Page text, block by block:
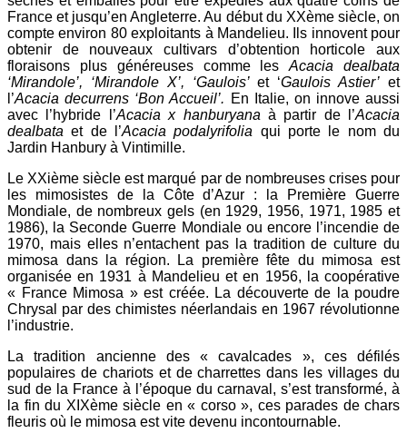
France et jusqu’en Angleterre. Au début du XXème siècle, on
compte environ 80 exploitants à Mandelieu. Ils innovent pour
obtenir de nouveaux cultivars d’obtention horticole aux
floraisons plus généreuses comme lesAcacia dealbata
‘Mirandole’, ‘Mirandole X’, ‘Gaulois’ et ‘Gaulois Astier’ et
l’Acacia decurrens ‘Bon Accueil’. En Italie, on innove aussi
avec l’hybride l’Acacia x hanburyana à partir de l’Acacia
dealbataet de l’Acacia podalyrifolia qui porte le nom du
Jardin Hanbury à Vintimille.
Le XXième siècle est marqué par de nombreuses crises pour
les mimosistes de la Côte d’Azur : la Première Guerre
Mondiale, de nombreux gels (en 1929, 1956, 1971, 1985 et
1986), la Seconde Guerre Mondiale ou encore l’incendie de
1970, mais elles n’entachent pas la tradition de culture du
mimosa dans la région. La première fête du mimosa est
organisée en 1931 à Mandelieu et en 1956, la coopérative
« France Mimosa » est créée. La découverte de la poudre
Chrysal par des chimistes néerlandais en 1967 révolutionne
l’industrie.
La tradition ancienne des « cavalcades », ces défilés
populaires de chariots et de charrettes dans les villages du
sud de la France à l’époque du carnaval, s’est transformé, à
la fin du XIXème siècle en « corso », ces parades de chars
fleuris où le mimosa est vite devenu incontournable.